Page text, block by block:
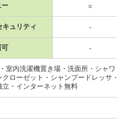
ー ○
キュリティ -
可 -
室内洗濯機置き場・洗面所・シャワ
ローゼット・シャンプードレッサ・
・インターネット無料